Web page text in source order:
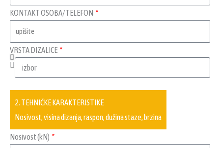
KONTAKT OSOBA/TELEFON
VRSTA DIZALICE
2. TEHNIČKE KARAKTERISTIKE
Nosivost, visina dizanja, raspon, dužina staze, brzina
Nosivost (kN)